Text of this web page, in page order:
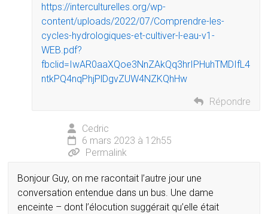
https://interculturelles.org/wp-
content/uploads/2022/07/Comprendre-les-
cycles-hydrologiques-et-cultiver-l-eau-v1-
WEB.pdf?
fbclid=IwAR0aaXQoe3NnZAkQq3hrIPHuhTMDIfL4
ntkPQ4nqPhjPlDgvZUW4NZKQhHw
Répondre
Cedric
6 mars 2023 à 12h55
Permalink
Bonjour Guy, on me racontait l’autre jour une
conversation entendue dans un bus. Une dame
enceinte – dont l’élocution suggérait qu’elle était